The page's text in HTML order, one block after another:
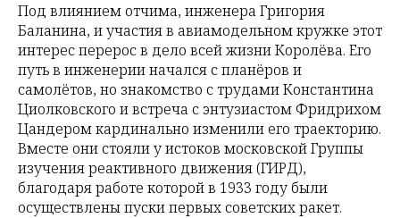
Под влиянием отчима, инженера Григория
Баланина, и участия в авиамодельном кружке этот
интерес перерос в дело всей жизни Королёва. Его
путь в инженерии начался с планёров и
самолётов, но знакомство с трудами Константина
Циолковского и встреча с энтузиастом Фридрихом
Цандером кардинально изменили его траекторию.
Вместе они стояли у истоков московской Группы
изучения реактивного движения (ГИРД),
благодаря работе которой в 1933 году были
осуществлены пуски первых советских ракет.